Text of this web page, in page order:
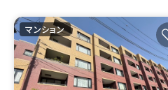
マンション